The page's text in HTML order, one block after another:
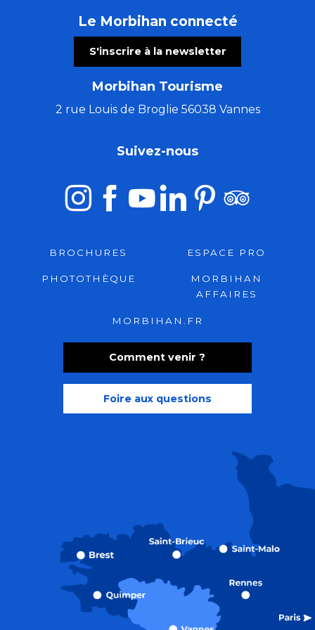
Le Morbihan connecté
S'inscrire à la newsletter
Morbihan Tourisme
2 rue Louis de Broglie 56038 Vannes
Comment venir ?
Foire aux questions
Suivez-nous
BROCHURES ESPACE PRO
PHOTOTHÈQUE
MORBIHAN
AFFAIRES
MORBIHAN.FR